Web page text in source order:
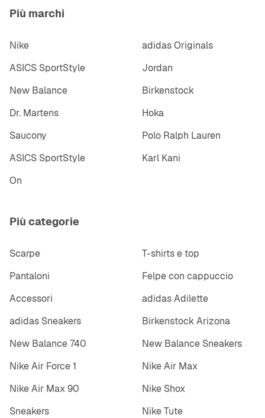
Più marchi
Nike
adidas Originals
ASICS SportStyle
Jordan
New Balance
Birkenstock
Dr. Martens
Hoka
Saucony
Polo Ralph Lauren
ASICS SportStyle
Karl Kani
On
Più categorie
Scarpe
T-shirts e top
Pantaloni
Felpe con cappuccio
Accessori
adidas Adilette
adidas Sneakers
Birkenstock Arizona
New Balance 740
New Balance Sneakers
Nike Air Force 1
Nike Air Max
Nike Air Max 90
Nike Shox
Sneakers
Nike Tute